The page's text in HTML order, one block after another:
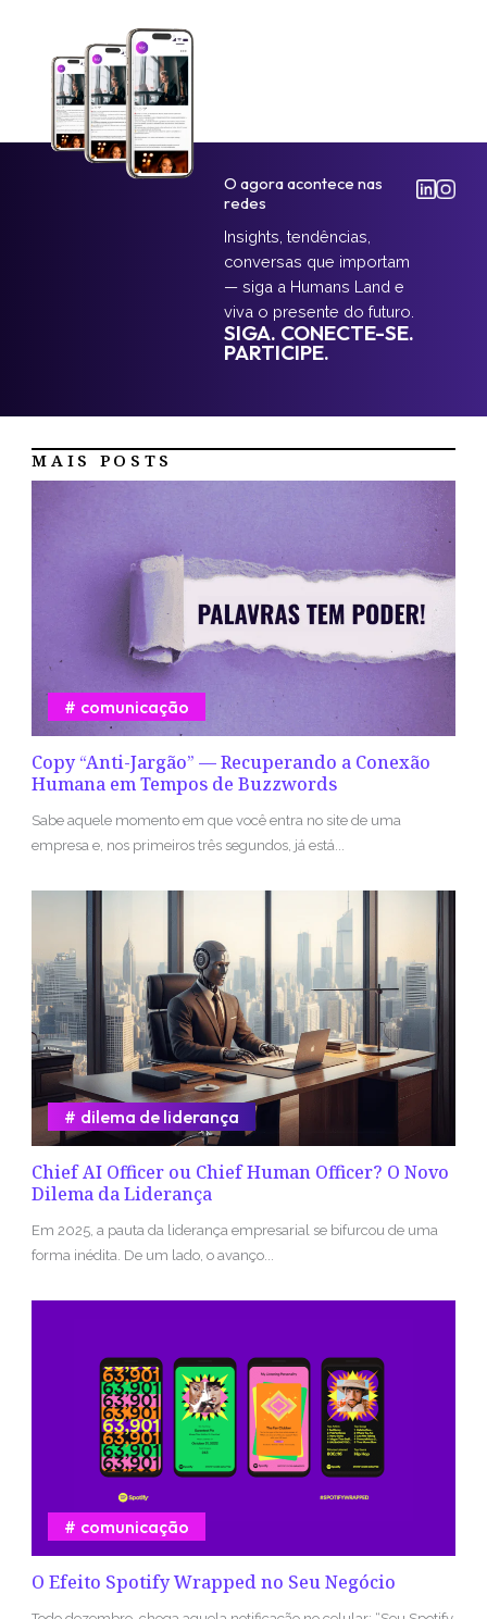
O agora acontece nas
redes
Insights, tendências,
conversas que importam
— siga a Humans Land e
viva o presente do futuro.
SIGA. CONECTE-SE.
PARTICIPE.
MAIS POSTS
Copy “Anti-Jargão” — Recuperando a Conexão
Humana em Tempos de Buzzwords
comunicação
Sabe aquele momento em que você entra no site de uma
empresa e, nos primeiros três segundos, já está...
Chief AI Officer ou Chief Human Officer? O Novo
Dilema da Liderança
dilema de liderança
Em 2025, a pauta da liderança empresarial se bifurcou de uma
forma inédita. De um lado, o avanço...
O Efeito Spotify Wrapped no Seu Negócio
comunicação